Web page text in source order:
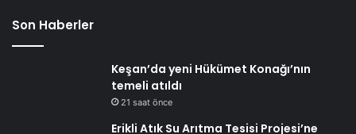
Son Haberler
Keşan’da yeni Hükümet Konağı’nın
temeli atıldı
21 saat önce
Erikli Atık Su Arıtma Tesisi Projesi’ne